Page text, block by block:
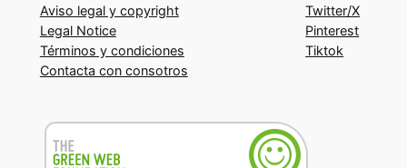
Aviso legal y copyright
Legal Notice
Términos y condiciones
Contacta con consotros
Twitter/X
Pinterest
Tiktok